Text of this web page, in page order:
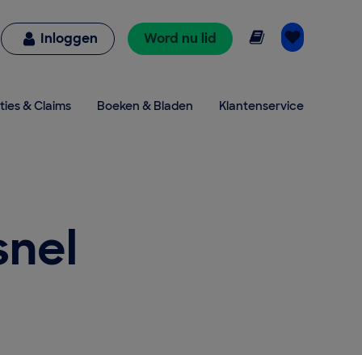
Inloggen Word nu lid Online lezen
& Claims Boeken & Bladen Klantenservice